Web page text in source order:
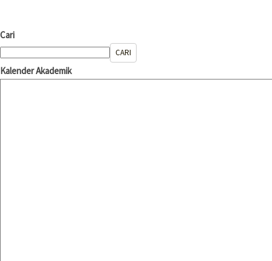
Cari
CARI
Kalender Akademik